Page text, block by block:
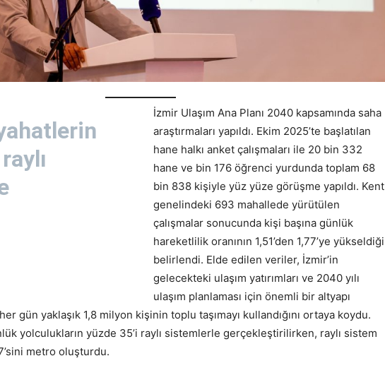
İzmir Ulaşım Ana Planı 2040 kapsamında saha
araştırmaları yapıldı. Ekim 2025’te başlatılan
hane halkı anket çalışmaları ile 20 bin 332
hane ve bin 176 öğrenci yurdunda toplam 68
bin 838 kişiyle yüz yüze görüşme yapıldı. Kent
genelindeki 693 mahallede yürütülen
çalışmalar sonucunda kişi başına günlük
hareketlilik oranının 1,51’den 1,77’ye yükseldiği
belirlendi. Elde edilen veriler, İzmir’in
gelecekteki ulaşım yatırımları ve 2040 yılı
ulaşım planlaması için önemli bir altyapı
gün yaklaşık 1,8 milyon kişinin toplu taşımayı kullandığını ortaya koydu.
yolculukların yüzde 35’i raylı sistemlerle gerçekleştirilirken, raylı sistem
metro oluşturdu.